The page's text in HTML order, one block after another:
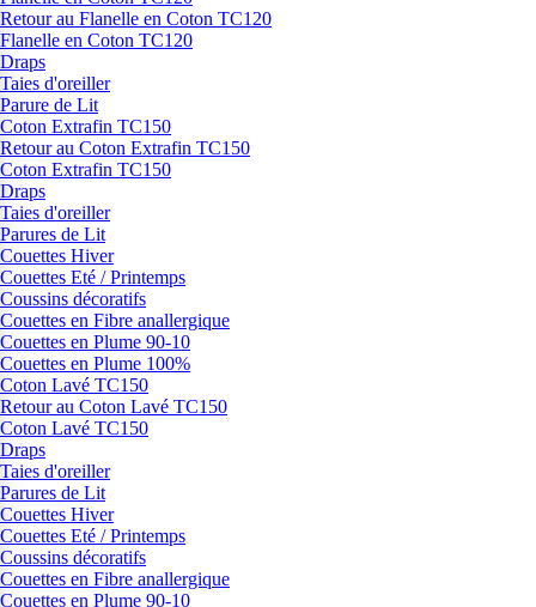
Retour au Flanelle en Coton TC120
Flanelle en Coton TC120
Draps
Taies d'oreiller
Parure de Lit
Coton Extrafin TC150
Retour au Coton Extrafin TC150
Coton Extrafin TC150
Draps
Taies d'oreiller
Parures de Lit
Couettes Hiver
Couettes Eté / Printemps
Coussins décoratifs
Couettes en Fibre anallergique
Couettes en Plume 90-10
Couettes en Plume 100%
Coton Lavé TC150
Retour au Coton Lavé TC150
Coton Lavé TC150
Draps
Taies d'oreiller
Parures de Lit
Couettes Hiver
Couettes Eté / Printemps
Coussins décoratifs
Couettes en Fibre anallergique
Couettes en Plume 90-10